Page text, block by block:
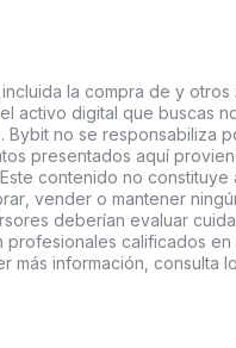
la compra de y
activo digital que buscas
no se responsabiliza
presentados aquí
contenido no
vender o mantener
deberían evaluar
calificados
más información, consulta